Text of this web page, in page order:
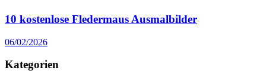
10 kostenlose Fledermaus Ausmalbilder
06/02/2026
Kategorien